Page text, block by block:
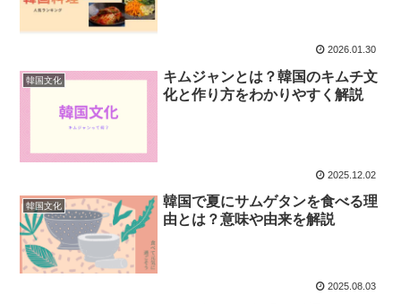
2026.01.30
韓国文化
キムジャンとは？韓国のキムチ文
化と作り方をわかりやすく解説
2025.12.02
韓国文化
韓国で夏にサムゲタンを食べる理
由とは？意味や由来を解説
2025.08.03